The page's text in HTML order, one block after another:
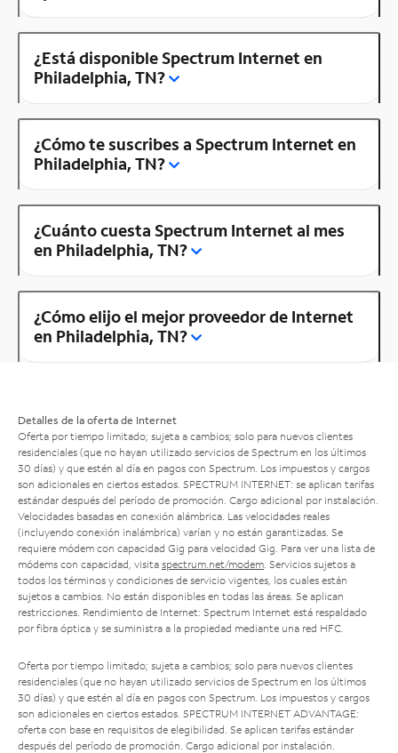
¿Está disponible Spectrum Internet en
Philadelphia, TN?
¿Cómo te suscribes a Spectrum Internet en
Philadelphia, TN?
¿Cuánto cuesta Spectrum Internet al mes
en Philadelphia, TN?
¿Cómo elijo el mejor proveedor de Internet
en Philadelphia, TN?
Detalles de la oferta de Internet
Oferta por tiempo limitado; sujeta a cambios; solo para nuevos clientes
residenciales (que no hayan utilizado servicios de Spectrum en los últimos
30 días) y que estén al día en pagos con Spectrum. Los impuestos y cargos
son adicionales en ciertos estados. SPECTRUM INTERNET: se aplican tarifas
estándar después del período de promoción. Cargo adicional por instalación.
Velocidades basadas en conexión alámbrica. Las velocidades reales
(incluyendo conexión inalámbrica) varían y no están garantizadas. Se
requiere módem con capacidad Gig para velocidad Gig. Para ver una lista de
módems con capacidad, visita spectrum.net/modem . Servicios sujetos a
todos los términos y condiciones de servicio vigentes, los cuales están
sujetos a cambios. No están disponibles en todas las áreas. Se aplican
restricciones. Rendimiento de Internet: Spectrum Internet está respaldado
por fibra óptica y se suministra a la propiedad mediante una red HFC.
Oferta por tiempo limitado; sujeta a cambios; solo para nuevos clientes
residenciales (que no hayan utilizado servicios de Spectrum en los últimos
30 días) y que estén al día en pagos con Spectrum. Los impuestos y cargos
son adicionales en ciertos estados. SPECTRUM INTERNET ADVANTAGE:
oferta con base en requisitos de elegibilidad. Se aplican tarifas estándar
después del período de promoción. Cargo adicional por instalación.